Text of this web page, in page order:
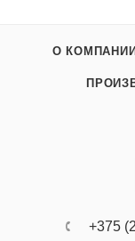
О КОМПАНИИ
+375